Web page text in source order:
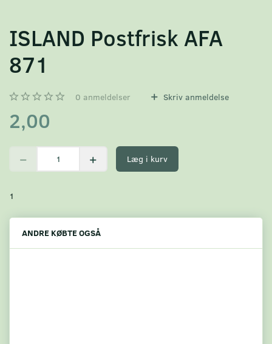
ISLAND Postfrisk AFA
871
0 anmeldelser Skriv anmeldelse
2,00
Læg i kurv
1
ANDRE KØBTE OGSÅ